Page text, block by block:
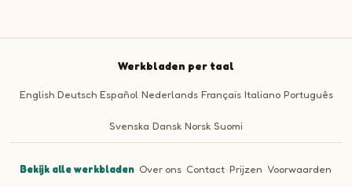
Werkbladen per taal
English Deutsch Español Nederlands Français Italiano Português
Svenska Dansk Norsk Suomi
Bekijk alle werkbladen · Over ons · Contact ·Prijzen ·Voorwaarden ·